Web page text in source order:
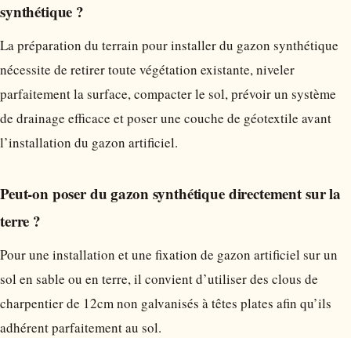
synthétique ?
La préparation du terrain pour installer du gazon synthétique
nécessite de retirer toute végétation existante, niveler
parfaitement la surface, compacter le sol, prévoir un système
de drainage efficace et poser une couche de géotextile avant
l’installation du gazon artificiel.
Peut-on poser du gazon synthétique directement sur la
terre ?
Pour une installation et une fixation de gazon artificiel sur un
sol en sable ou en terre, il convient d’utiliser des clous de
charpentier de 12cm non galvanisés à têtes plates afin qu’ils
adhérent parfaitement au sol.